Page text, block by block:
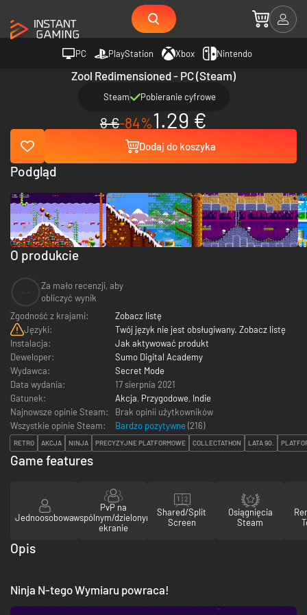
PC PlayStation Xbox Nintendo
Zool Redimensioned - PC (Steam)
Steam Pobieranie cyfrowe
8 €-84%1.29 €
Dodaj do koszyka
O produkcie
Za mało recenzji, aby
obliczyć wynik
Zgodność z krajami:
Zobacz listę
Języki:
Twój język nie jest obsługiwany. Zobacz listę
Instalacja:
Jak aktywować produkt
Deweloper:
Sumo Digital Academy
Wydawca:
Secret Mode
Data wydania:
17 sierpnia 2021
Gatunek:
Akcja, Przygodowe, Indie
Najnowsze opinie Steam:
Brak opinii użytkowników
Wszystkie opinie Steam:
Bardzo pozytywne (216)
RETRO AKCJA NINJA PRECYZYJNE PLATFORMOWE COLLECTATHON LATA 90.
Podgląd
Game features
Jednoosobowa
PvP na
wspólnym/dzielonym
ekranie
Shared/Split
Screen
Osiągnięcia
Steam
Opis
Ninja N-tego Wymiaru powraca!